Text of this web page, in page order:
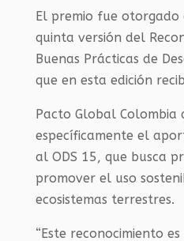
El premio fue
quinta versión del
Buenas Prácticas de
que en esta edición
Pacto Global Colombia
específicamente el
al ODS 15, que busca
promover el uso
ecosistemas terrestres.
“Este reconocimiento